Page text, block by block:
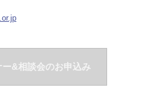
ー&相談会のお申込み